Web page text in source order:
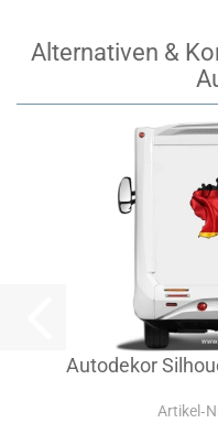
Alternativen &
Autodekor